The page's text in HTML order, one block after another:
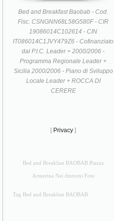
Bed and Breakfast Baobab - Cod.
Fisc. CSNGNN68L58G580F - CIR
19086014C102614 - CIN
IT086014C1JVY479Z6 - Cofinanziato
dal P.I.C. Leader + 2000/2006 -
Programma Regionale Leader +
Sicilia 2000/2006 - Piano di Sviluppo
Locale Leader + ROCCA DI
CERERE
[ Privacy ]
Bed and Breakfast BAOBAB Piazza
Armerina Nei dintorni Foto
Tag Bed and Breakfast BAOBAB